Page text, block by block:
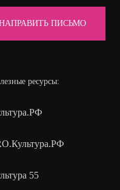
ПИСЬМО
ресурсы:
55